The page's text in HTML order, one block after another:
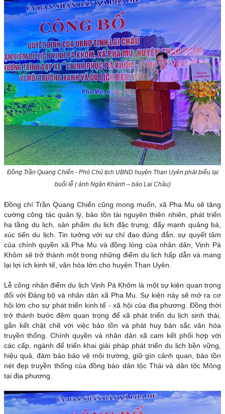
Đồng Trần Quang Chiến - Phó Chủ tịch UBND huyện Than Uyên phát biểu tại
buổi lễ ( ảnh Ngân Khánh – báo Lai Châu)
Đồng chí Trần Quang Chiến cũng mong muốn, xã Pha Mu sẽ tăng
cường công tác quản lý, bảo tồn tài nguyên thiên nhiên, phát triển
hạ tầng du lịch, sản phẩm du lịch đặc trưng, đẩy mạnh quảng bá,
xúc tiến du lịch. Tin tưởng với sự chỉ đạo đúng đắn, sự quyết tâm
của chính quyền xã Pha Mu và đồng lòng của nhân dân, Vịnh Pá
Khôm sẽ trở thành một trong những điểm du lịch hấp dẫn và mang
lại lợi ích kinh tế, văn hóa lớn cho huyện Than Uyên.
Lễ công nhận điểm du lịch Vịnh Pá Khôm là một sự kiện quan trọng
đối với Đảng bộ và nhân dân xã Pha Mu. Sự kiện này sẽ mở ra cơ
hội lớn cho sự phát triển kinh tế - xã hội của địa phương. Đồng thời
trở thành bước đệm quan trọng để xã phát triển du lịch sinh thái,
gắn kết chặt chẽ với việc bảo tồn và phát huy bản sắc văn hóa
truyền thống. Chính quyền và nhân dân xã cam kết phối hợp với
các cấp, ngành để triển khai giải pháp phát triển du lịch bền vững,
hiệu quả, đảm bảo bảo vệ môi trường, giữ gìn cảnh quan, bảo tồn
nét đẹp truyền thống của đồng bào dân tộc Thái và dân tộc Mông
tại địa phương.